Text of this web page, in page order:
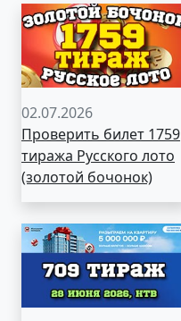
02.07.2026
Проверить билет 1759
тиража Русского лото
(золотой бочонок)